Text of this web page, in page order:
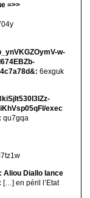
=>>
w-
6exguk
exec
qu7gqa
Aliou Diallo lance
[…] en péril l’Etat